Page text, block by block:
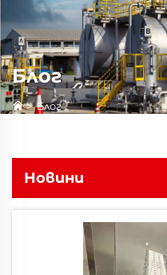
Блог
>Блог
Новини